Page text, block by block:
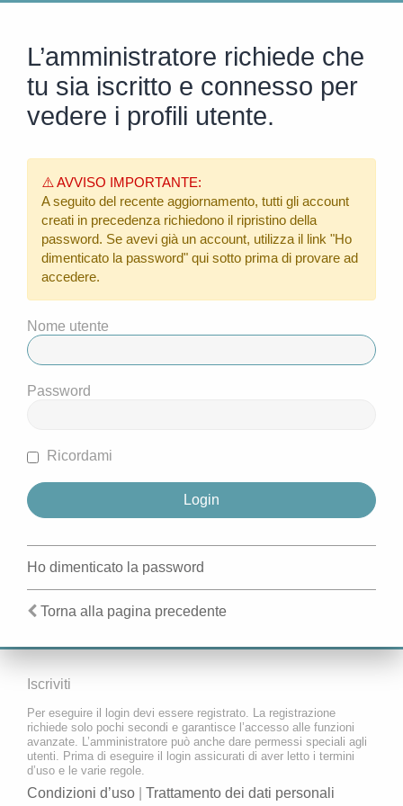
L’amministratore richiede che
tu sia iscritto e connesso per
vedere i profili utente.
⚠️ AVVISO IMPORTANTE:
A seguito del recente aggiornamento, tutti gli account
creati in precedenza richiedono il ripristino della
password. Se avevi già un account, utilizza il link "Ho
dimenticato la password" qui sotto prima di provare ad
accedere.
Nome utente
Password
Ricordami
Ho dimenticato la password
Torna alla pagina precedente
Iscriviti
Per eseguire il login devi essere registrato. La registrazione
richiede solo pochi secondi e garantisce l’accesso alle funzioni
avanzate. L’amministratore può anche dare permessi speciali agli
utenti. Prima di eseguire il login assicurati di aver letto i termini
d’uso e le varie regole.
Condizioni d’uso Trattamento dei dati personali